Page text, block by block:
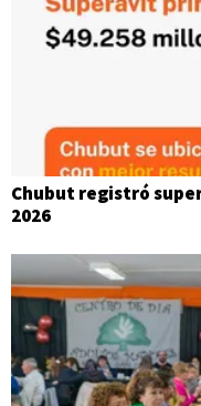
Chubut registró
2026